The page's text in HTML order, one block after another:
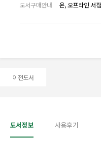
도서구매안내
온, 오프라인 서
이전도서
도서정보 사용후기